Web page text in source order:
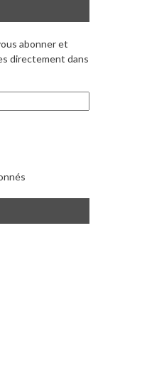
abonner et
directement dans